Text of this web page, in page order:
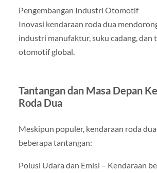
Pengembangan Industri Otomotif
Inovasi kendaraan roda dua
industri manufaktur, suku cadang, dan
otomotif global.
Tantangan dan Masa Depan
Roda Dua
Meskipun populer, kendaraan roda
beberapa tantangan:
Polusi Udara dan Emisi – Kendaraan